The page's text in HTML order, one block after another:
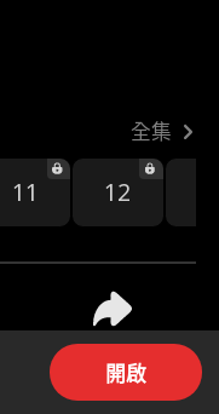
全集
11 12
分享
開啟